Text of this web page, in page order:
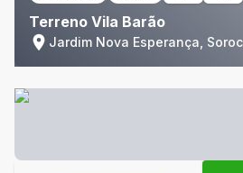
Terreno Vila Barão
Jardim Nova Esperança,